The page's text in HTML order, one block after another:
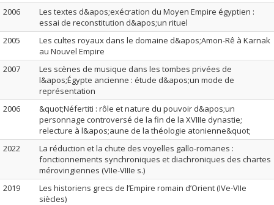
2006
Les textes d&apos;exécration du Moyen Empire égyptien :
essai de reconstitution d&apos;un rituel
2005
Les cultes royaux dans le domaine d&apos;Amon-Rê à Karnak
au Nouvel Empire
2007
Les scènes de musique dans les tombes privées de
l&apos;Égypte ancienne : étude d&apos;un mode de
représentation
2006
&quot;Néfertiti : rôle et nature du pouvoir d&apos;un
personnage controversé de la fin de la XVIIIe dynastie;
relecture à l&apos;aune de la théologie atonienne&quot;
2022
La réduction et la chute des voyelles gallo-romanes :
fonctionnements synchroniques et diachroniques des chartes
mérovingiennes (VIIe-VIIIe s.)
2019
Les historiens grecs de l’Empire romain d’Orient (IVe-VIIe
siècles)